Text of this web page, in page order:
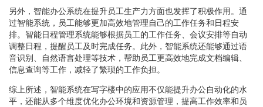
另外，智能办公系统在提升员工生产力方面也发挥了积极作用。通
过智能系统，员工能够更加高效地管理自己的工作任务和日程安
排。智能日程管理系统能够根据员工的工作任务、会议安排等自动
调整日程，提醒员工及时完成任务。此外，智能系统还能够通过语
音识别、自然语言处理等技术，帮助员工更高效地完成文档编辑、
信息查询等工作，减轻了繁琐的工作负担。
综上所述，智能系统在写字楼中的应用不仅能提升办公自动化的水
平，还能从多个维度优化办公环境和资源管理，提高工作效率和员